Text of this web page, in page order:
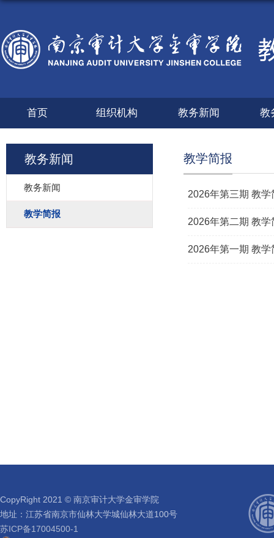
首页 组织机构 教务新闻 教
教务新闻
教务新闻
教学简报
教学简报
2026年第三期 教学
2026年第二期 教学
2026年第一期 教
CopyRight 2021 © 南京审计大学金审学院
地址：江苏省南京市仙林大学城仙林大道100号
苏ICP备17004500-1